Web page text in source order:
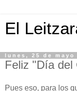
El
lunes, 25 de mayo
Feliz "Día del
Pues eso, para los